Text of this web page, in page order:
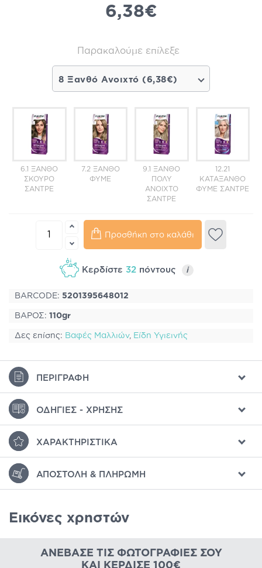
6,38€
Παρακαλούμε επίλεξε
8 Ξανθό Ανοιχτό (6,38€)
6.1 ΞΑΝΘΌ
ΣΚΟΎΡΟ
ΣΑΝΤΡΈ
7.2 ΞΑΝΘΌ
ΦΥΜΈ
9.1 ΞΑΝΘΌ
ΠΟΛΎ
ΑΝΟΙΧΤΌ
ΣΑΝΤΡΈ
12.21
ΚΑΤΆΞΑΝΘΟ
ΦΥΜΈ ΣΑΝΤΡΈ
Προσθήκη στο καλάθι
Κερδίστε 32 πόντους i
BARCODE: 5201395648012
ΒΑΡΟΣ: 110gr
Δες επίσης: Βαφές Μαλλιών, Είδη Υγιεινής
ΠΕΡΙΓΡΑΦΉ
ΟΔΗΓΊΕΣ - ΧΡΉΣΗΣ
ΧΑΡΑΚΤΗΡΙΣΤΙΚΆ
ΑΠΟΣΤΟΛΉ & ΠΛΗΡΩΜΉ
Εικόνες χρηστών
ΑΝΈΒΑΣΕ ΤΙΣ ΦΩΤΟΓΡΑΦΊΕΣ ΣΟΥ
ΚΑΙ ΚΈΡΔΙΣΕ 100€